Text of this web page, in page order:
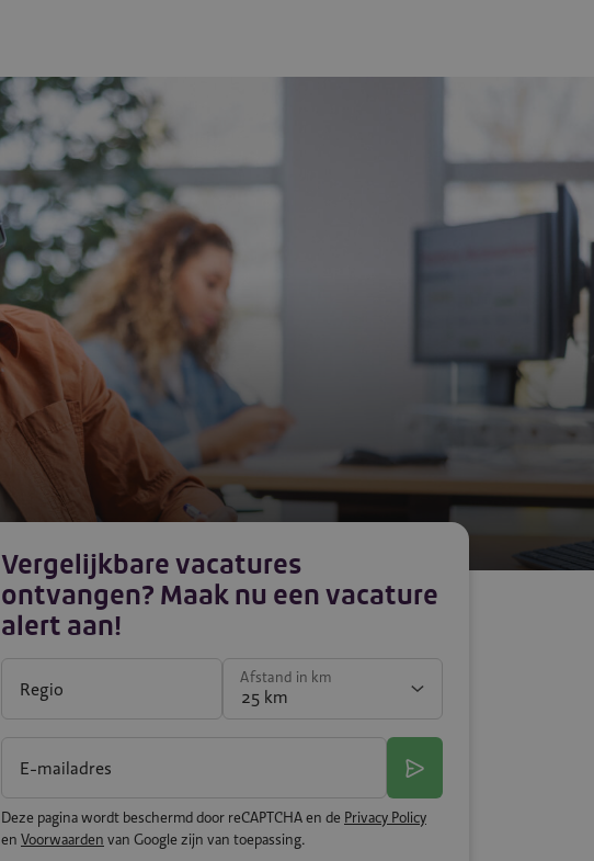
Vergelijkbare vacatures
ontvangen? Maak nu een vacature
alert aan!
Regio
Afstand in km
E-mailadres
Deze pagina wordt beschermd door reCAPTCHA en de Privacy Policy
en Voorwaarden van Google zijn van toepassing.